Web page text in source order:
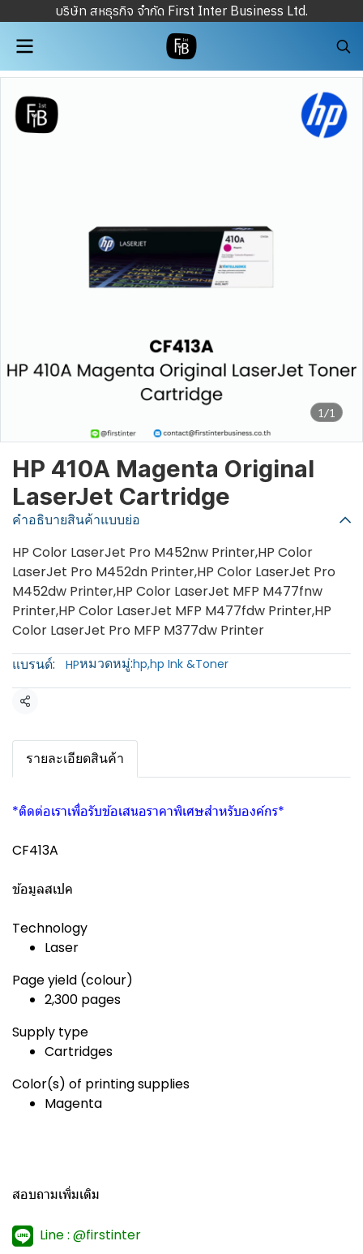
บริษัท สหธุรกิจ จำกัด First Inter Business Ltd.
1/1
HP 410A Magenta Original
LaserJet Cartridge
คำอธิบายสินค้าแบบย่อ
HP Color LaserJet Pro M452nw Printer,HP Color
LaserJet Pro M452dn Printer,HP Color LaserJet Pro
M452dw Printer,HP Color LaserJet MFP M477fnw
Printer,HP Color LaserJet MFP M477fdw Printer,HP
Color LaserJet Pro MFP M377dw Printer
แบรนด์:
HPหมวดหมู่:hp,hp Ink &Toner
แชร์
รายละเอียดสินค้า
*ติดต่อเราเพื่อรับข้อเสนอราคาพิเศษสำหรับองค์กร*
CF413A
ข้อมูลสเปค
Technology
Laser
Page yield (colour)
2,300 pages
Supply type
Cartridges
Color(s) of printing supplies
Magenta
สอบถามเพิ่มเติม
Line : @firstinter